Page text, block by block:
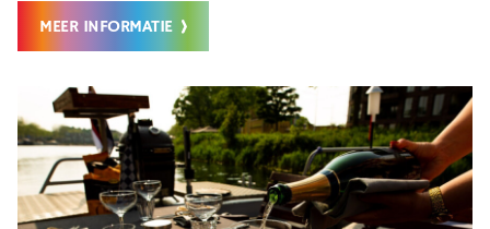
Contact
MEER INFORMATIE